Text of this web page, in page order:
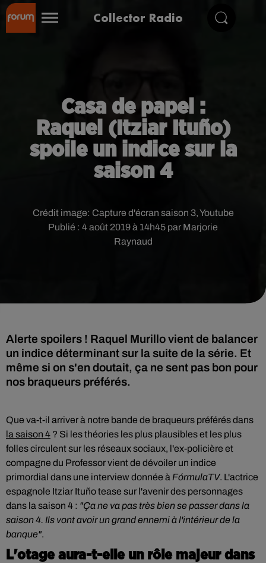
Collector Radio
Casa de papel :
Raquel (Itziar Ituño)
spoile un indice sur la
saison 4
Publié : 4 août 2019 à 14h45 par Marjorie
Raynaud
Crédit image: Capture d'écran saison 3, Youtube
Alerte spoilers ! Raquel Murillo vient de balancer
un indice déterminant sur la suite de la série. Et
même si on s'en doutait, ça ne sent pas bon pour
nos braqueurs préférés.
Que va-t-il arriver à notre bande de braqueurs préférés dans
la saison 4 ? Si les théories les plus plausibles et les plus
folles circulent sur les réseaux sociaux, l'ex-policière et
compagne du Professor vient de dévoiler un indice
primordial dans une interview donnée à FórmulaTV. L'actrice
espagnole Itziar Ituño tease sur l'avenir des personnages
dans la saison 4 : "Ça ne va pas très bien se passer dans la
saison 4. Ils vont avoir un grand ennemi à l'intérieur de la
banque".
L'otage aura-t-elle un rôle majeur dans